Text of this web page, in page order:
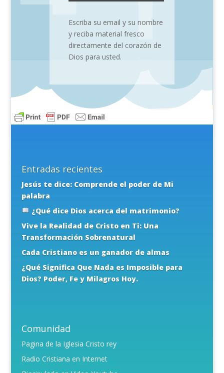
Escriba su email y su nombre
y reciba material fresco
directamente del corazón de
Dios para usted.
Entradas recientes
Jesús te dice: Comprende el poder de Mi
palabra
¿Qué dice Dios acerca del matrimonio?
Vive la Realidad de Cristo en Ti: Una
Transformación Sobrenatural
Cada Cristiano es un ganador de almas
¿Qué Significa Que Nada es Imposible para
Dios? Poder, Fe y Milagros Hoy.
Comunidad
Pagina de la Iglesia Cristo rey
Radio Cristiana en Internet